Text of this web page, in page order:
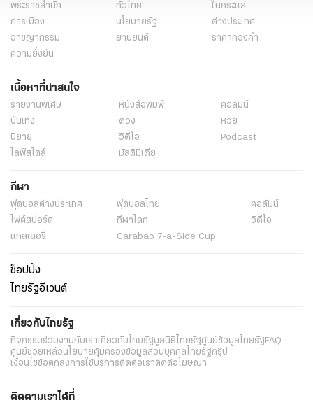
พระราชสำนัก ทั่วไทย
ในกระแส
การเมือง
นโยบายรัฐ
ต่างประเทศ
อาชญากรรม
ยานยนต์
ราคาทองคำ
ความยั่งยืน
เนื้อหาที่น่าสนใจ
รายงานพิเศษ หนังสือพิมพ์
คอลัมน์
บันเทิง
ดวง
หวย
นิยาย
วิดีโอ
Podcast
ไลฟ์สไตล์
มัลติมีเดีย
กีฬา
ฟุตบอลต่่างประเทศ ฟุตบอลไทย
คอลัมน์
ไฟต์สปอร์ต
กีฬาโลก
วิดีโอ
แกลเลอรี่
Carabao 7-a-Side Cup
ช็อปปิ้ง
ไทยรัฐอีเวนต์
เกี่ยวกับไทยรัฐ
กิจกรรมร่วมงานกับเราเกี่ยวกับไทยรัฐมูลนิธิไทยรัฐศูนย์ข้อมูลไทยรัฐFAQ
ศูนย์ช่วยเหลือนโยบายคุ้มครองข้อมูลส่วนบุคคลไทยรัฐกรุ๊ป
เงื่อนไขข้อตกลงการใช้บริการติดต่อเราติดต่อโฆษณา
ติดตามเราได้ที่